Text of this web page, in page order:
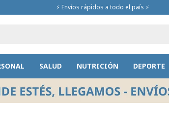
SALUD NUTRICIÓN DEPORTE
⚡ Envíos rápidos a todo el país ⚡